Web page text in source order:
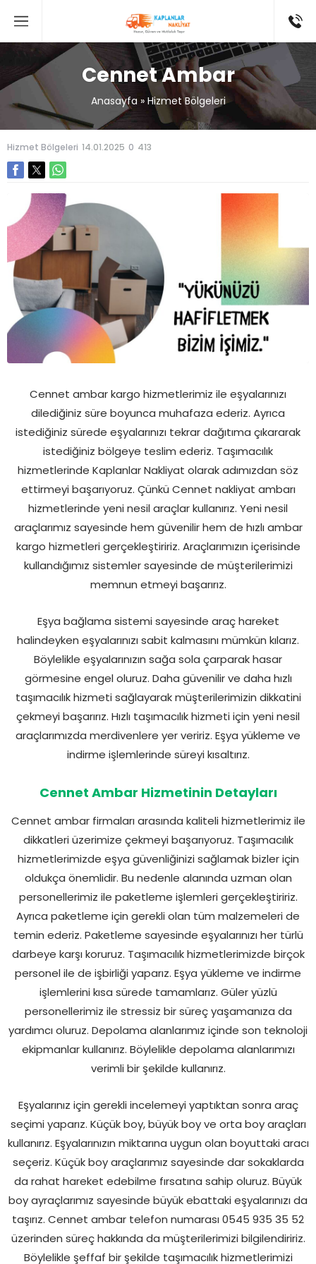
Cennet Ambar
Anasayfa » Hizmet Bölgeleri
Hizmet Bölgeleri 14.01.2025 0 413
Cennet ambar kargo hizmetlerimiz ile eşyalarınızı
dilediğiniz süre boyunca muhafaza ederiz. Ayrıca
istediğiniz sürede eşyalarınızı tekrar dağıtıma çıkararak
istediğiniz bölgeye teslim ederiz. Taşımacılık
hizmetlerinde Kaplanlar Nakliyat olarak adımızdan söz
ettirmeyi başarıyoruz. Çünkü Cennet nakliyat ambarı
hizmetlerinde yeni nesil araçlar kullanırız. Yeni nesil
araçlarımız sayesinde hem güvenilir hem de hızlı ambar
kargo hizmetleri gerçekleştiririz. Araçlarımızın içerisinde
kullandığımız sistemler sayesinde de müşterilerimizi
memnun etmeyi başarırız.
Eşya bağlama sistemi sayesinde araç hareket
halindeyken eşyalarınızı sabit kalmasını mümkün kılarız.
Böylelikle eşyalarınızın sağa sola çarparak hasar
görmesine engel oluruz. Daha güvenilir ve daha hızlı
taşımacılık hizmeti sağlayarak müşterilerimizin dikkatini
çekmeyi başarırız. Hızlı taşımacılık hizmeti için yeni nesil
araçlarımızda merdivenlere yer veririz. Eşya yükleme ve
indirme işlemlerinde süreyi kısaltırız.
Cennet Ambar Hizmetinin Detayları
Cennet ambar firmaları arasında kaliteli hizmetlerimiz ile
dikkatleri üzerimize çekmeyi başarıyoruz. Taşımacılık
hizmetlerimizde eşya güvenliğinizi sağlamak bizler için
oldukça önemlidir. Bu nedenle alanında uzman olan
personellerimiz ile paketleme işlemleri gerçekleştiririz.
Ayrıca paketleme için gerekli olan tüm malzemeleri de
temin ederiz. Paketleme sayesinde eşyalarınızı her türlü
darbeye karşı koruruz. Taşımacılık hizmetlerimizde birçok
personel ile de işbirliği yaparız. Eşya yükleme ve indirme
işlemlerini kısa sürede tamamlarız. Güler yüzlü
personellerimiz ile stressiz bir süreç yaşamanıza da
yardımcı oluruz. Depolama alanlarımız içinde son teknoloji
ekipmanlar kullanırız. Böylelikle depolama alanlarımızı
verimli bir şekilde kullanırız.
Eşyalarınız için gerekli incelemeyi yaptıktan sonra araç
seçimi yaparız. Küçük boy, büyük boy ve orta boy araçları
kullanırız. Eşyalarınızın miktarına uygun olan boyuttaki aracı
seçeriz. Küçük boy araçlarımız sayesinde dar sokaklarda
da rahat hareket edebilme fırsatına sahip oluruz. Büyük
boy ayraçlarımız sayesinde büyük ebattaki eşyalarınızı da
taşırız. Cennet ambar telefon numarası 0545 935 35 52
üzerinden süreç hakkında da müşterilerimizi bilgilendiririz.
Böylelikle şeffaf bir şekilde taşımacılık hizmetlerimizi